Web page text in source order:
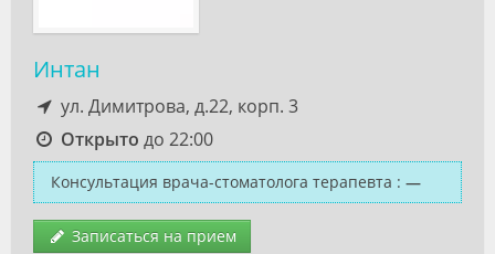
Интан
ул. Димитрова, д.22, корп. 3
Открыто до 22:00
Консультация врача-стоматолога терапевта : —
Записаться на прием